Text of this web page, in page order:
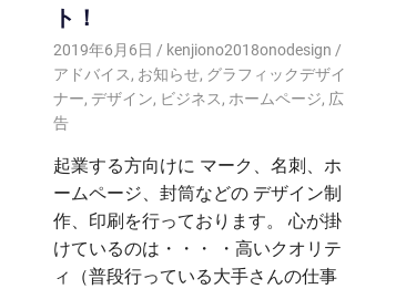
ト！
2019年6月6日
kenjiono2018onodesign
アドバイス, お知らせ, グラフィックデザイ
ナー, デザイン, ビジネス, ホームページ, 広
告
起業する方向けに マーク、名刺、ホ
ームページ、封筒などの デザイン制
作、印刷を行っております。 心が掛
けているのは・・・ ・高いクオリテ
ィ（普段行っている大手さんの仕事